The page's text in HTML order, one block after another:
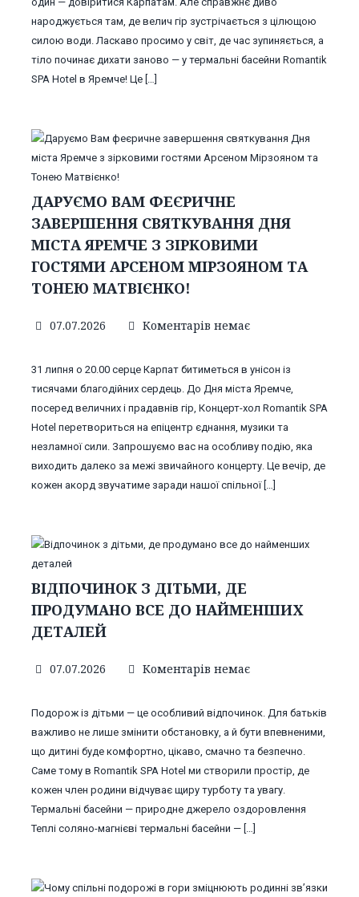
народжується там, де велич гір зустрічається з цілющою
силою води. Ласкаво просимо у світ, де час зупиняється, а
тіло починає дихати заново — у термальні басейни Romantik
SPA Hotel в Яремче! Це […]
ДАРУЄМО ВАМ ФЕЄРИЧНЕ
ЗАВЕРШЕННЯ СВЯТКУВАННЯ ДНЯ
МІСТА ЯРЕМЧЕ З ЗІРКОВИМИ
ГОСТЯМИ АРСЕНОМ МІРЗОЯНОМ ТА
ТОНЕЮ МАТВІЄНКО!
07.07.2026 Коментарів немає
31 липня о 20.00 серце Карпат битиметься в унісон із
тисячами благодійних сердець. До Дня міста Яремче,
посеред величних і прадавнів гір, Концерт-хол Romantik SPA
Hotel перетвориться на епіцентр єднання, музики та
незламної сили. Запрошуємо вас на особливу подію, яка
виходить далеко за межі звичайного концерту. Це вечір, де
кожен акорд звучатиме заради нашої спільної […]
ВІДПОЧИНОК З ДІТЬМИ, ДЕ
ПРОДУМАНО ВСЕ ДО НАЙМЕНШИХ
ДЕТАЛЕЙ
07.07.2026 Коментарів немає
Подорож із дітьми — це особливий відпочинок. Для батьків
важливо не лише змінити обстановку, а й бути впевненими,
що дитині буде комфортно, цікаво, смачно та безпечно.
Саме тому в Romantik SPA Hotel ми створили простір, де
кожен член родини відчуває щиру турботу та увагу.
Термальні басейни — природне джерело оздоровлення
Теплі соляно-магнієві термальні басейни — […]